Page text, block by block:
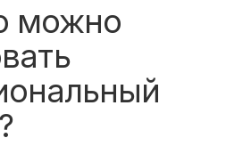
можно